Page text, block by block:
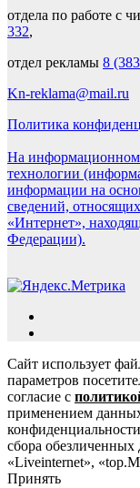
отдела по работе с
332,
отдел рекламы 8
Kn-reklama@mail.ru
Политика
На информационном
технологии
информации на
сведений,
«Интернет»,
Федерации).
Сайт использует
параметров
согласие с
применением
сбора
«Liveinternet»,
Принять